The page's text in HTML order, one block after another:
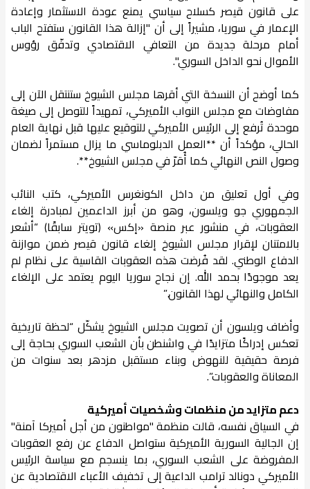
على قانون قيصر كسلاح سياسي يمنع عودة الاستثمار وإعادة
الإعمار في سوريا، مشيراً إلى أن "إزالة هذا القانون ستفتح الباب
أمام مرحلة جديدة من التعافي الاقتصادي وتدفّق رؤوس
الأموال نحو الداخل السوري".
كما أوضح أن النسخة التي أقرها مجلس الشيوخ ستنتقل الآن إلى
مفاوضات مع مجلس النواب الأميركي، تمهيداً للتوصل إلى صيغة
موحدة تُرفع إلى الرئيس الأميركي للتوقيع عليها قبل نهاية العام
الحالي، مؤكداً أن **العمل الدبلوماسي ما يزال مستمراً لضمان
وصول النص النهائي كما أُقرّ في مجلس الشيوخ**.
وفي أول تعليق من داخل الكونغرس الأميركي، كتب النائب
الجمهوري جو ويلسون، وهو من أبرز الداعمين لمبادرة إلغاء
العقوبات، في منشور عبر منصة «إكس» (تويتر سابقًا) “أشعر
بالامتنان لإقرار مجلس الشيوخ إلغاء قانون قيصر ضمن موازنة
الدفاع الوطني. لقد فُرضت هذه العقوبات القاسية على نظام لم
يعد موجودًا بحمد الله. إن نجاح سوريا اليوم يعتمد على الإلغاء
الكامل والنهائي لهذا القانون.”
وأضاف ويلسون أن تصويت مجلس الشيوخ يشكّل “لحظة تاريخية
تعكس إدراكًا متزايدًا في واشنطن بأن الشعب السوري بحاجة إلى
فرصة حقيقية للنهوض وبناء مستقبل مزدهر بعد سنوات من
المعاناة والعقوبات”.
دعم متزايد من منظمات وشخصيات أميركية
في السياق نفسه، قالت منظمة "مواطنون من أجل أميركا آمنة"
إن الجالية السورية الأميركية ستواصل الدفاع عن رفع العقوبات
المفروضة على الشعب السوري، بما ينسجم مع سياسة الرئيس
الأميركي دونالد ترامب الداعية إلى تخفيف الأعباء الاقتصادية عن